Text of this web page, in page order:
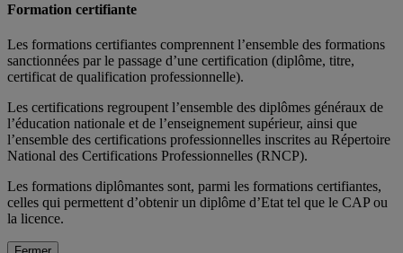
Formation certifiante
Les formations certifiantes comprennent l’ensemble des formations
sanctionnées par le passage d’une certification (diplôme, titre,
certificat de qualification professionnelle).
Les certifications regroupent l’ensemble des diplômes généraux de
l’éducation nationale et de l’enseignement supérieur, ainsi que
l’ensemble des certifications professionnelles inscrites au Répertoire
National des Certifications Professionnelles (RNCP).
Les formations diplômantes sont, parmi les formations certifiantes,
celles qui permettent d’obtenir un diplôme d’Etat tel que le CAP ou
la licence.